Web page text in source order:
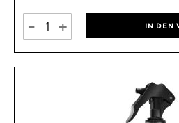
- + IN DEN